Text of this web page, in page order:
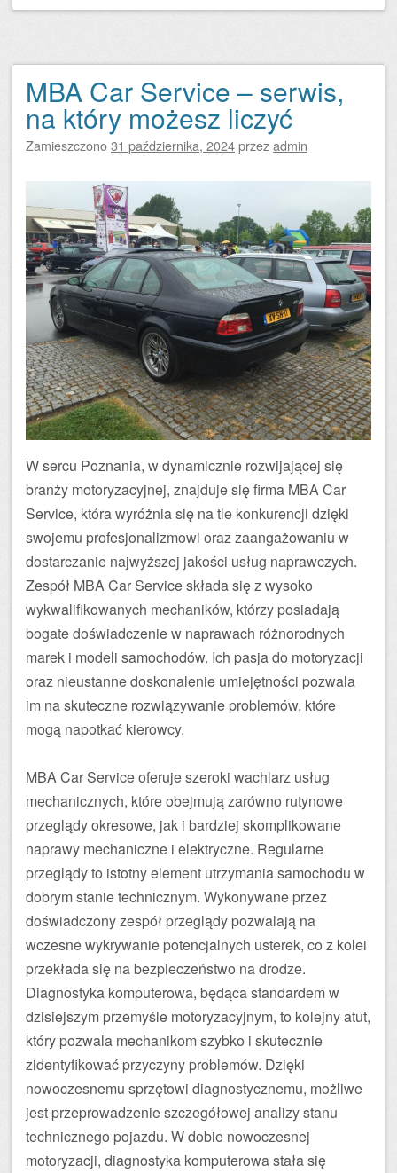
MBA Car Service – serwis,
na który możesz liczyć
Zamieszczono31 października, 2024przezadmin
W sercu Poznania, w dynamicznie rozwijającej się
branży motoryzacyjnej, znajduje się firma MBA Car
Service, która wyróżnia się na tle konkurencji dzięki
swojemu profesjonalizmowi oraz zaangażowaniu w
dostarczanie najwyższej jakości usług naprawczych.
Zespół MBA Car Service składa się z wysoko
wykwalifikowanych mechaników, którzy posiadają
bogate doświadczenie w naprawach różnorodnych
marek i modeli samochodów. Ich pasja do motoryzacji
oraz nieustanne doskonalenie umiejętności pozwala
im na skuteczne rozwiązywanie problemów, które
mogą napotkać kierowcy.
MBA Car Service oferuje szeroki wachlarz usług
mechanicznych, które obejmują zarówno rutynowe
przeglądy okresowe, jak i bardziej skomplikowane
naprawy mechaniczne i elektryczne. Regularne
przeglądy to istotny element utrzymania samochodu w
dobrym stanie technicznym. Wykonywane przez
doświadczony zespół przeglądy pozwalają na
wczesne wykrywanie potencjalnych usterek, co z kolei
przekłada się na bezpieczeństwo na drodze.
Diagnostyka komputerowa, będąca standardem w
dzisiejszym przemyśle motoryzacyjnym, to kolejny atut,
który pozwala mechanikom szybko i skutecznie
zidentyfikować przyczyny problemów. Dzięki
nowoczesnemu sprzętowi diagnostycznemu, możliwe
jest przeprowadzenie szczegółowej analizy stanu
technicznego pojazdu. W dobie nowoczesnej
motoryzacji, diagnostyka komputerowa stała się